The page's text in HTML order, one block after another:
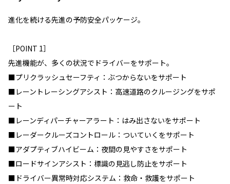
進化を続ける先進の予防安全パッケージ。
［POINT 1］
先進機能が、多くの状況でドライバーをサポート。
■プリクラッシュセーフティ：ぶつからないをサポート
■レーントレーシングアシスト：高速道路のクルージングをサポ
ート
■レーンディパーチャーアラート：はみ出さないをサポート
■レーダークルーズコントロール：ついていくをサポート
■アダプティブハイビーム：夜間の見やすさをサポート
■ロードサインアシスト：標識の見逃し防止をサポート
■ドライバー異常時対応システム：救命・救護をサポート